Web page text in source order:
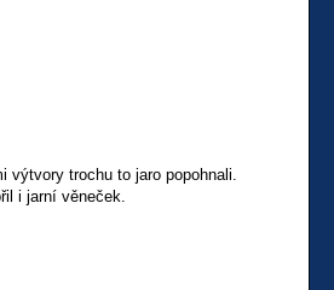
trochu to jaro popohnali.
i jarní věneček.